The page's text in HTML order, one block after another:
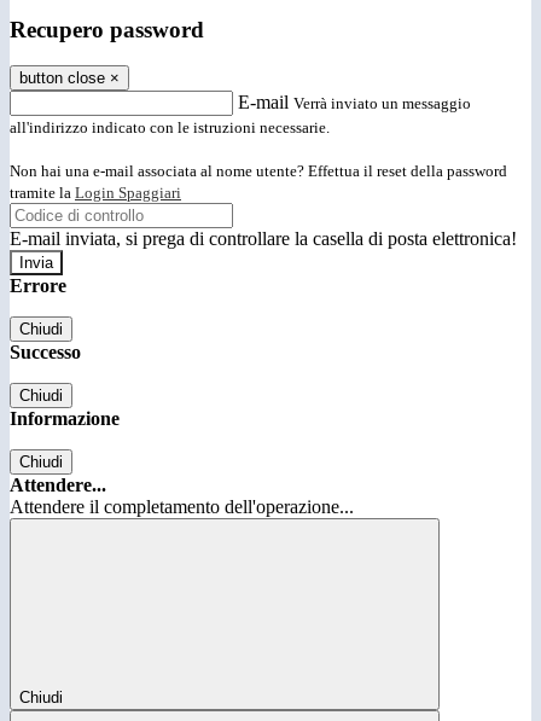
Recupero password
button close ×
E-mail Verrà inviato un messaggio
all'indirizzo indicato con le istruzioni necessarie.
Non hai una e-mail associata al nome utente? Effettua il reset della password
tramite la Login Spaggiari
E-mail inviata, si prega di controllare la casella di posta elettronica!
Errore
Chiudi
Successo
Chiudi
Informazione
Chiudi
Attendere...
Attendere il completamento dell'operazione...
Chiudi